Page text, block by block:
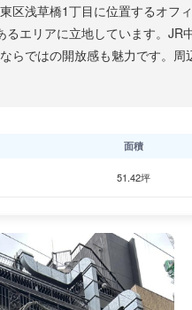
区浅草橋1丁目に位置するオフ
エリアに立地しています。JR
らではの開放感も魅力です。
様なビジネスシーンに対応でき
面積
51.42坪